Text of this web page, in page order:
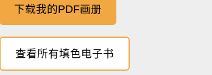
下载我的PDF画册
查看所有填色电子书